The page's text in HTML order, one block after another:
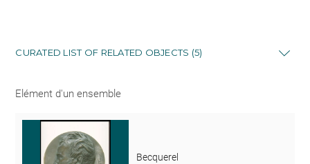
CURATED LIST OF RELATED OBJECTS (5)
Elément d'un ensemble
Becquerel